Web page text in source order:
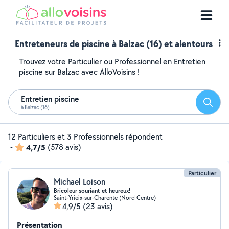
Entreteneurs de piscine à Balzac (16) et alentours
Trouvez votre Particulier ou Professionnel en Entretien
piscine sur Balzac avec AlloVoisins !
Entretien piscine
à Balzac (16)
12 Particuliers et 3 Professionnels répondent
-
4,7/5 (578 avis)
Particulier
Michael Loison
Bricoleur souriant et heureux!
Saint-Yrieix-sur-Charente (Nord Centre)
4,9/5 (23 avis)
Présentation